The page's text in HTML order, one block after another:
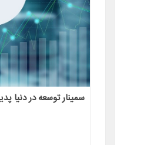
سمینار توسعه در دنیا